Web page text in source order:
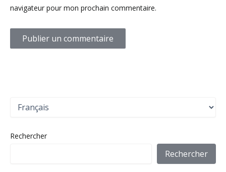
navigateur pour mon prochain commentaire.
i
s
Rechercher
Rechercher